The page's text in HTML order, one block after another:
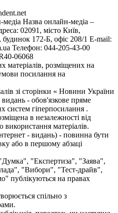
Назва онлайн-медіа –
02091, місто Київ,
172-Б, офіс 208/1 E-mail:
Телефон: 044-205-43-00
06068
матеріалів, розміщених на
посилання на
зі сторінки « Новини України
видань - обов'язкове пряме
систем гіперпосилання .
в незалежності від
використання матеріалів.
- видань) - повинна бути
або в першому абзаці
"Експертиза", "Заява",
"Вибори", "Тест-драйв",
публікуються на правах
спільно з